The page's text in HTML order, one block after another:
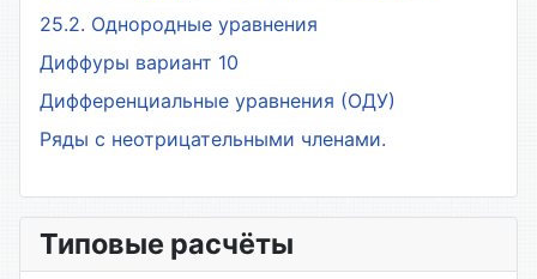
25.2. Однородные уравнения
Диффуры вариант 10
Дифференциальные уравнения (ОДУ)
Ряды с неотрицательными членами.
Типовые расчёты